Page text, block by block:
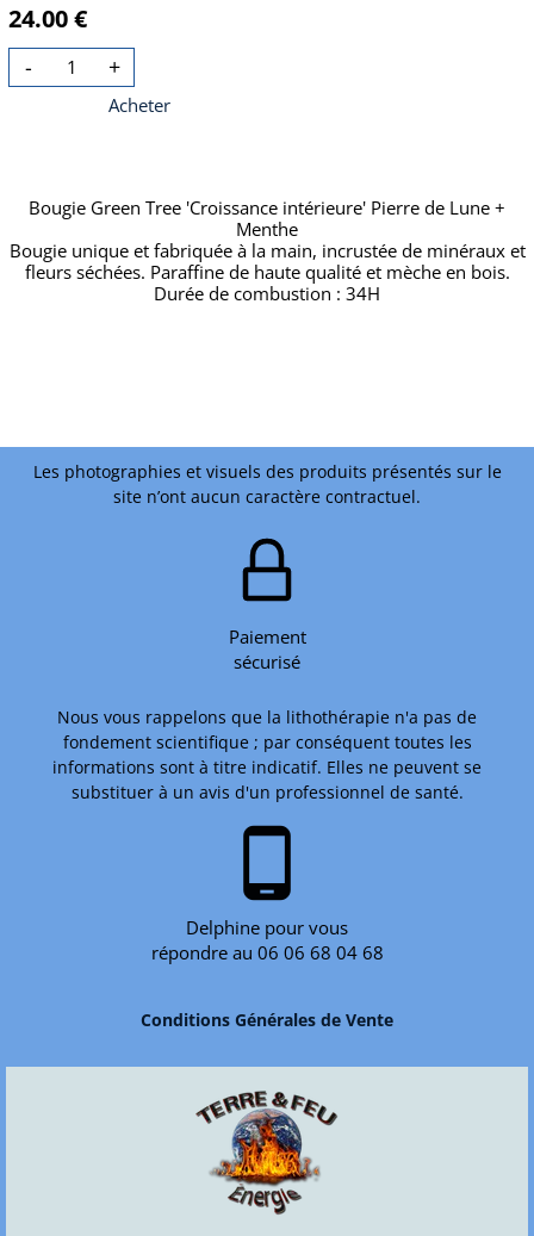
24.00 €
- +
Acheter
Bougie Green Tree 'Croissance intérieure' Pierre de Lune +
Menthe
Bougie unique et fabriquée à la main, incrustée de minéraux et
fleurs séchées. Paraffine de haute qualité et mèche en bois.
Durée de combustion : 34H
Les photographies et visuels des produits présentés sur le
site n’ont aucun caractère contractuel.
Paiement
sécurisé
Nous vous rappelons que la lithothérapie n'a pas de
fondement scientifique ; par conséquent toutes les
informations sont à titre indicatif. Elles ne peuvent se
substituer à un avis d'un professionnel de santé.
phone_android
Delphine pour vous
répondre au 06 06 68 04 68
Conditions Générales de Vente